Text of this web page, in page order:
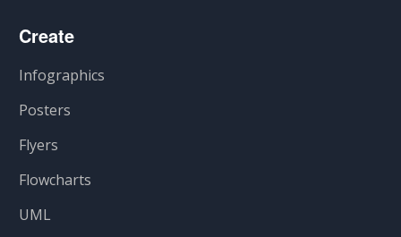
Create
Infographics
Posters
Flyers
Flowcharts
UML